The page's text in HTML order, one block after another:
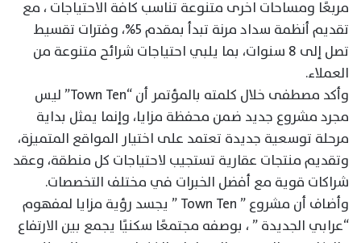
مربعًا ومساحات اخرى متنوعة تناسب كافة الاحتياجات ، مع
تقديم أنظمة سداد مرنة تبدأ بمقدم 5%، وفترات تقسيط
تصل إلى 8 سنوات، بما يلبي احتياجات شرائح متنوعة من
العملاء.
وأكد مصطفى خلال كلمته بالمؤتمر أن “Town Ten” ليس
مجرد مشروع جديد ضمن محفظة مزايا، وإنما يمثل بداية
مرحلة توسعية جديدة تعتمد على اختيار المواقع المتميزة،
وتقديم منتجات عقارية تستجيب لاحتياجات كل منطقة، وعقد
شراكات قوية مع أفضل الخبرات في مختلف التخصصات.
وأضاف أن مشروع ” Town Ten ” يجسد رؤية مزايا لمفهوم
“عرابي الجديدة ” ، بوصفه مجتمعًا سكنيًا يجمع بين الارتفاع